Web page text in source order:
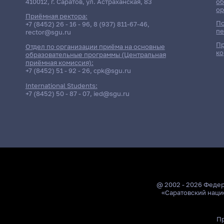
Приёмная ректора:
+7 (8452) 26 - 16 - 96, 8 (937) 811-67-46,
rector@sgu.ru
Отдел по организации приёма на основные
образовательные программы (Центральная
приёмная комиссия):
+7 (8452) 51 - 92 - 26, cpk@sgu.ru
International Students:
+7 (8452) 50 - 87 - 07, ied@sgu.ru
@ 2002 - 2026
«Саратовский